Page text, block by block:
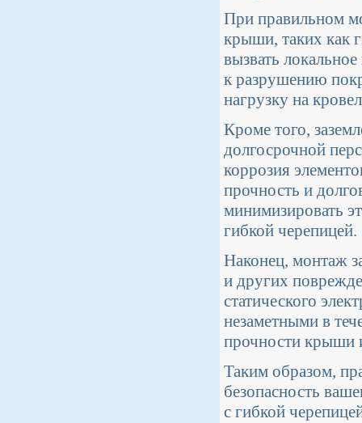
При правильном
крыши, таких как
вызвать
к разрушению
нагрузку на
Кроме того,
долгосрочной
коррозия
прочность и
минимизировать
гибкой черепицей.
Наконец, монтаж
и других
статического
незаметными в
прочности крыши
Таким образом,
безопасность
с гибкой